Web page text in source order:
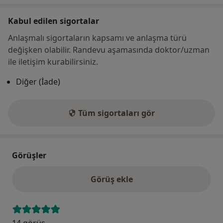
Kabul edilen sigortalar
Anlaşmalı sigortaların kapsamı ve anlaşma türü
değişken olabilir. Randevu aşamasında doktor/uzman
ile iletişim kurabilirsiniz.
Diğer (İade)
Tüm sigortaları gör
Görüşler
Görüş ekle